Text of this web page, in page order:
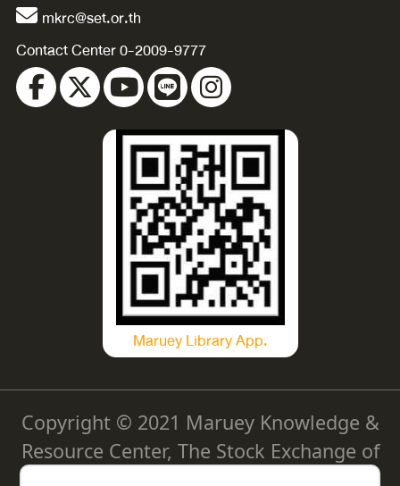
mkrc@set.or.th
Contact Center 0-2009-9777
Maruey Library App.
Copyright © 2021 Maruey Knowledge &
Resource Center, The Stock Exchange of